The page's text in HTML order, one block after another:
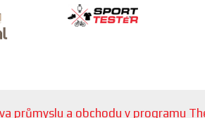
průmyslu a obchodu v programu